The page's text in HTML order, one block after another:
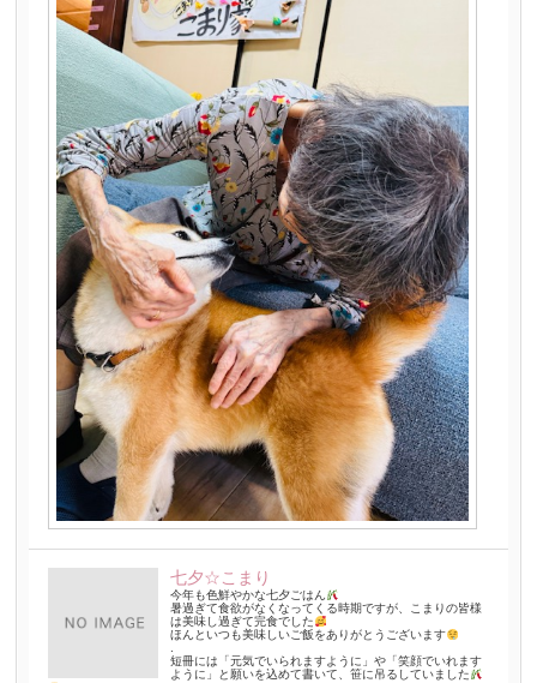
七夕☆こまり
今年も色鮮やかな七夕ごはん
暑過ぎて食欲がなくなってくる時期ですが、こまりの皆様
は美味し過ぎて完食でした
ほんといつも美味しいご飯をありがとうございます
.
短冊には「元気でいられますように」や「笑顔でいれます
ように」と願いを込めて書いて、笹に吊るしていました